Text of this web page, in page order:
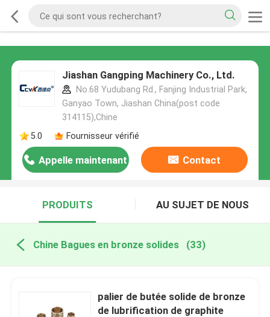
Jiashan Gangping Machinery Co., Ltd.
No.68 Yudubang Rd., Fanjing Industrial Park,
Ganyao Town, Jiashan China(post code
314115),Chine
5.0
Fournisseur vérifié
Appelle maintenant Contact
PRODUITS AU SUJET DE NOUS
Chine Bagues en bronze solides (33)
palier de butée solide de bronze
de lubrification de graphite